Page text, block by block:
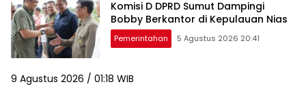
Komisi D DPRD Sumut Dampingi
Bobby Berkantor di Kepulauan Nias
Pemerintahan 5 Agustus 2026 20:41
9 Agustus 2026 / 01:18 WIB